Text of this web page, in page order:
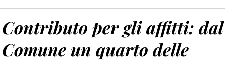
Contributo per gli affitti: dal
Comune un quarto delle